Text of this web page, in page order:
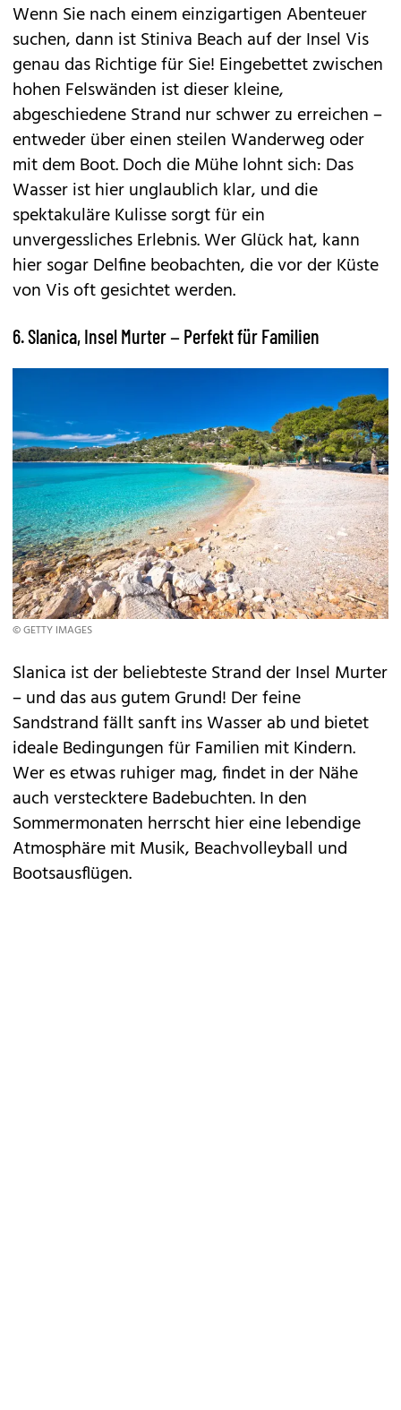
Wenn Sie nach einem einzigartigen Abenteuer
suchen, dann ist Stiniva Beach auf der Insel Vis
genau das Richtige für Sie! Eingebettet zwischen
hohen Felswänden ist dieser kleine,
abgeschiedene Strand nur schwer zu erreichen –
entweder über einen steilen Wanderweg oder
mit dem Boot. Doch die Mühe lohnt sich: Das
Wasser ist hier unglaublich klar, und die
spektakuläre Kulisse sorgt für ein
unvergessliches Erlebnis. Wer Glück hat, kann
hier sogar Delfine beobachten, die vor der Küste
von Vis oft gesichtet werden.
6. Slanica, Insel Murter – Perfekt für Familien
© GETTY IMAGES
Slanica ist der beliebteste Strand der Insel Murter
– und das aus gutem Grund! Der feine
Sandstrand fällt sanft ins Wasser ab und bietet
ideale Bedingungen für Familien mit Kindern.
Wer es etwas ruhiger mag, findet in der Nähe
auch verstecktere Badebuchten. In den
Sommermonaten herrscht hier eine lebendige
Atmosphäre mit Musik, Beachvolleyball und
Bootsausflügen.